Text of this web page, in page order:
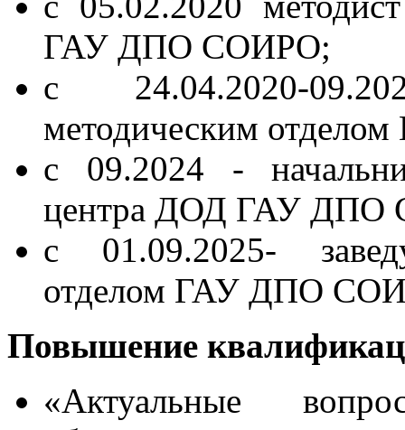
ГАУ ДПО СОИРО;
с 24.04.2020-
методическим
с 09.2024 -
центра ДОД ГАУ
с 01.09.2025-
отделом ГАУ ДПО
Повышение
«Актуальные